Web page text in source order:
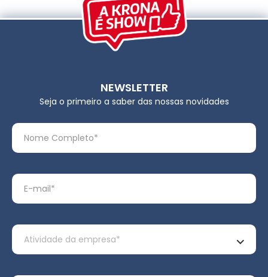
NEWSLETTER
Seja o primeiro a saber das nossas novidades